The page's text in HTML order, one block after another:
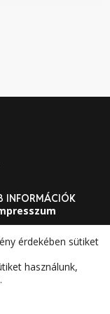
INFORMÁCIÓK
Szerződési
érdekében sütiket
használunk,
.